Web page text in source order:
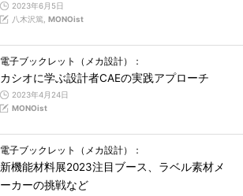
2023年6月5日
八木沢篤, MONOist
電子ブックレット（メカ設計）：
カシオに学ぶ設計者CAEの実践アプローチ
2023年4月24日
MONOist
電子ブックレット（メカ設計）：
新機能材料展2023注目ブース、ラベル素材メ
ーカーの挑戦など